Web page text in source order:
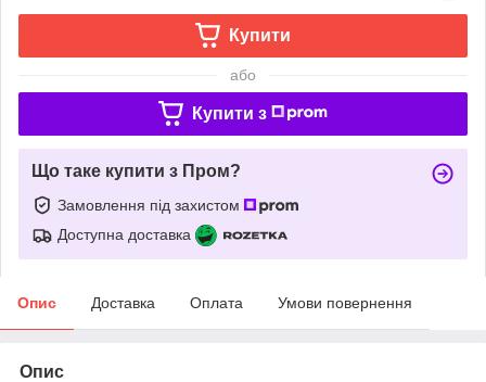
Купити
або
Купити з
Що таке купити з Пром?
Замовлення під захистом
Доступна доставка
Опис Доставка Оплата Умови повернення
Опис